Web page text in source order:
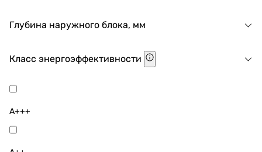
Глубина наружного блока, мм
Класс энергоэффективности
A+++